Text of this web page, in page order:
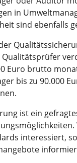
in
sind ebenfalls
Qualitätsprüfer
Euro brutto
bis zu 90.000
ist ein
interessiert,